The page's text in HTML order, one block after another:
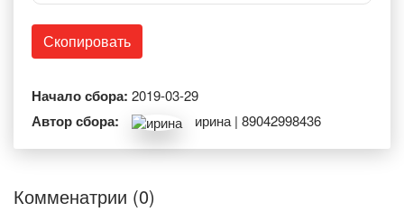
Скопировать
Начало сбора: 2019-03-29
Автор сбора: ирина | 89042998436
Комменатрии (0)